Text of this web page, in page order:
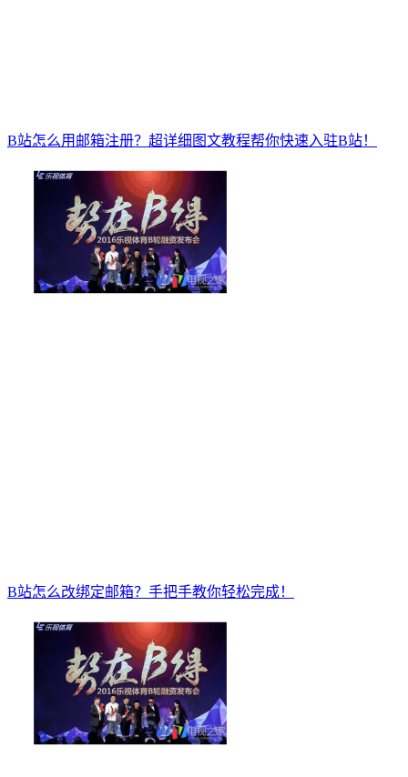
B站怎么用邮箱注册？超详细图文教程帮你快速入驻B站！
B站怎么改绑定邮箱？手把手教你轻松完成！